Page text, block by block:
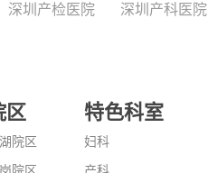
深圳产检医院 深圳产科医院
区
院区
特色科室
妇科